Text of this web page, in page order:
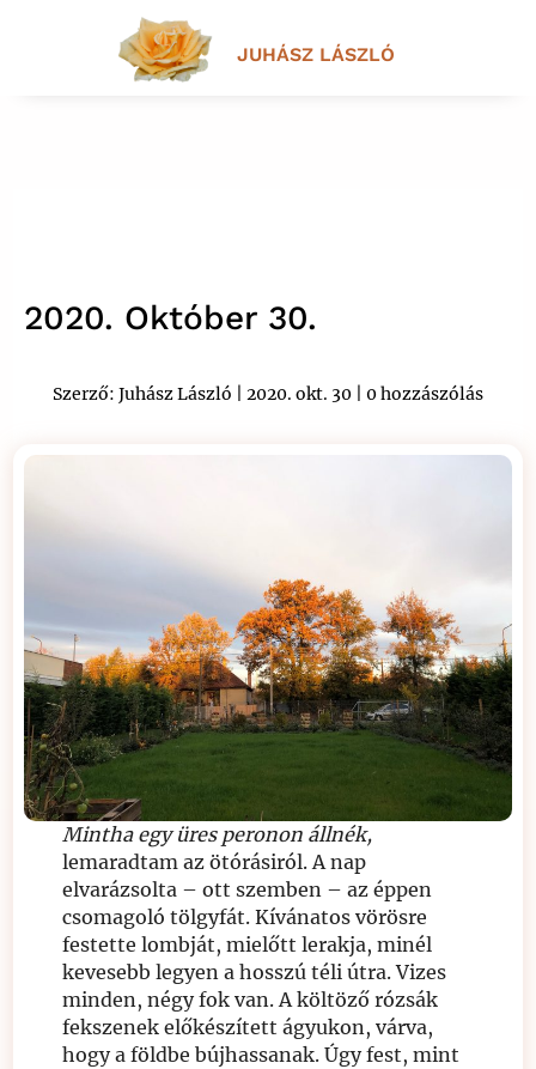
JUHÁSZ LÁSZLÓ
2020. Október 30.
Szerző: Juhász László 2020. okt. 30 0 hozzászólás
Mintha egy üres peronon állnék,
lemaradtam az ötórásiról. A nap
elvarázsolta – ott szemben – az éppen
csomagoló tölgyfát. Kívánatos vörösre
festette lombját, mielőtt lerakja, minél
kevesebb legyen a hosszú téli útra. Vizes
minden, négy fok van. A költöző rózsák
fekszenek előkészített ágyukon, várva,
hogy a földbe bújhassanak. Úgy fest, mint